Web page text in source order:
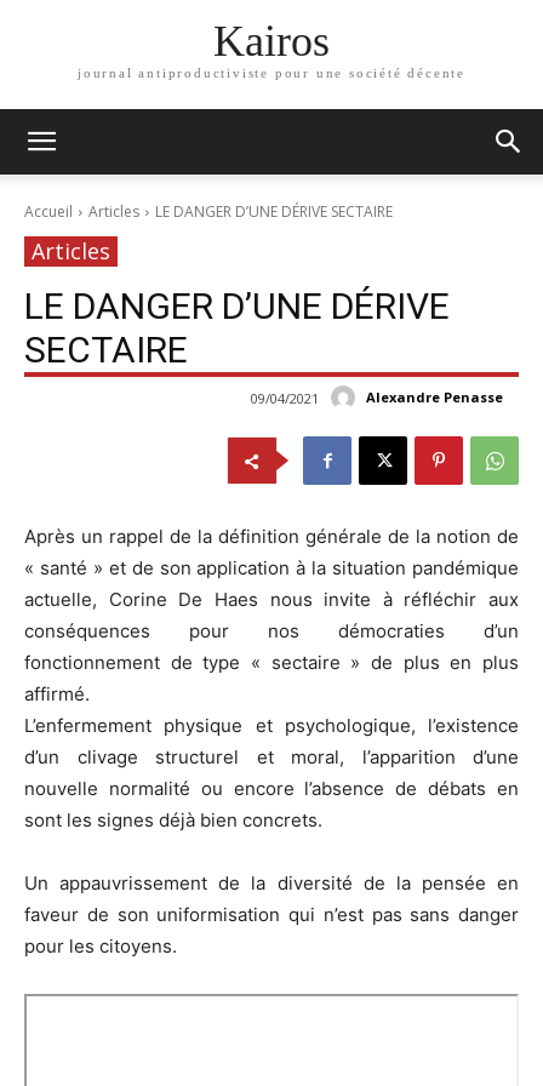
Kairos
journal antiproductiviste pour une société décente
Accueil Articles LE DANGER D’UNE DÉRIVE SECTAIRE
Articles
LE DANGER D’UNE DÉRIVE
SECTAIRE
Alexandre Penasse
09/04/2021
Après un rappel de la définition générale de la notion de
« santé » et de son application à la situation pandémique
actuelle, Corine De Haes nous invite à réfléchir aux
conséquences pour nos démocraties d’un
fonctionnement de type « sectaire » de plus en plus
affirmé.
L’enfermement physique et psychologique, l’existence
d’un clivage structurel et moral, l’apparition d’une
nouvelle normalité ou encore l’absence de débats en
sont les signes déjà bien concrets.
Un appauvrissement de la diversité de la pensée en
faveur de son uniformisation qui n’est pas sans danger
pour les citoyens.